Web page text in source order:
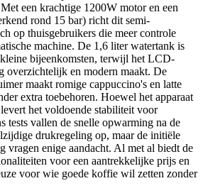
een krachtige 1200W motor en een
rond 15 bar) richt dit semi-
op thuisgebruikers die meer controle
machine. De 1,6 liter watertank is
bijeenkomsten, terwijl het LCD-
overzichtelijk en modern maakt. De
maakt romige cappuccino's en latte
extra toebehoren. Hoewel het apparaat
het voldoende stabiliteit voor
tests vallen de snelle opwarming na de
drukregeling op, maar de initiële
vragen enige aandacht. Al met al biedt de
voor een aantrekkelijke prijs en
voor wie goede koffie wil zetten zonder